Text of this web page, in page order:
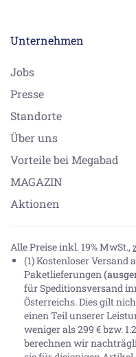
Unternehmen
Jobs
Presse
Standorte
Über uns
Vorteile bei Megabad
MAGAZIN
Aktionen
Alle Preise inkl. 19% MwSt.,
(1) Kostenloser Versand
Paketlieferungen
für Speditionsversand
Österreichs. Dies gilt
einen Teil unserer
weniger als 299 € bzw.
berechnen wir